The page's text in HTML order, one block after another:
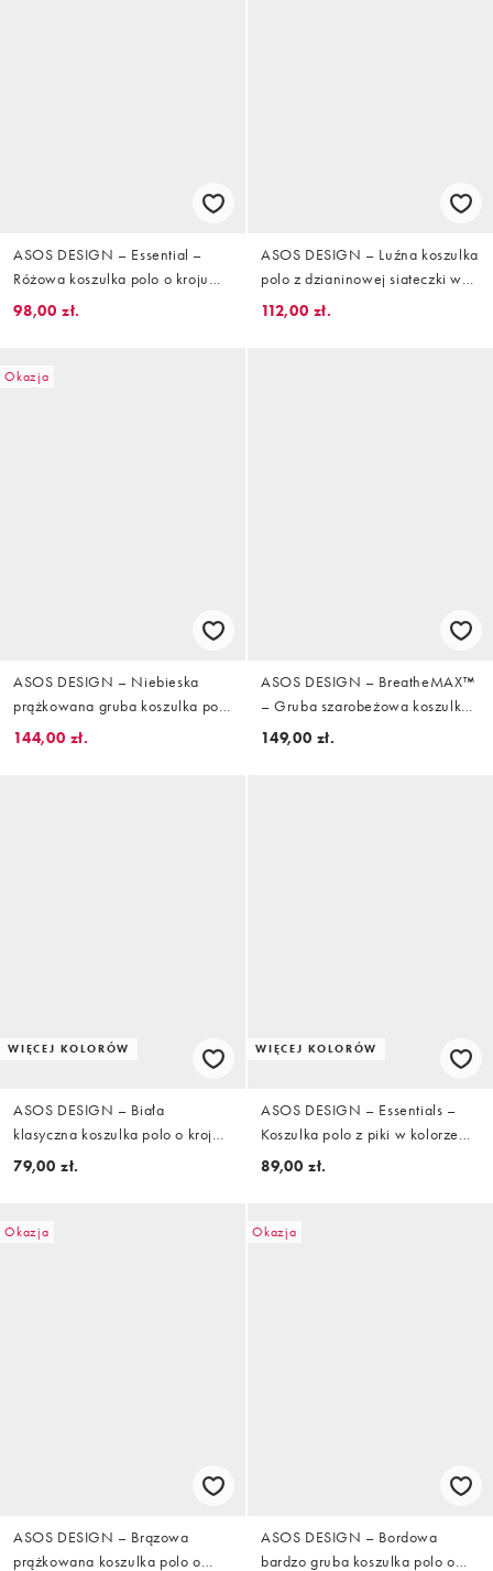
ASOS DESIGN – Essential –
Różowa koszulka polo o kroju
podkreślającym sylwetkę z
98,00 zł.
ASOS DESIGN – Luźna koszulka
polo z dzianinowej siateczki w
kolorze rdzawym, z nacięciem w
112,00 zł.
Okazja
ASOS DESIGN – Niebieska
prążkowana gruba koszulka polo
o kroju podkreślającym sylwetkę
144,00 zł.
ASOS DESIGN – BreatheMAX™
– Gruba szarobeżowa koszulka
polo z mieszanki bawełny z
149,00 zł.
WIĘCEJ KOLORÓW
ASOS DESIGN – Biała
klasyczna koszulka polo o kroju
podkreślającym sylwetkę
79,00 zł.
WIĘCEJ KOLORÓW
ASOS DESIGN – Essentials –
Koszulka polo z piki w kolorze
khaki o kroju podkreślającym
89,00 zł.
Okazja
ASOS DESIGN – Brązowa
prążkowana koszulka polo o
Okazja
ASOS DESIGN – Bordowa
bardzo gruba koszulka polo o